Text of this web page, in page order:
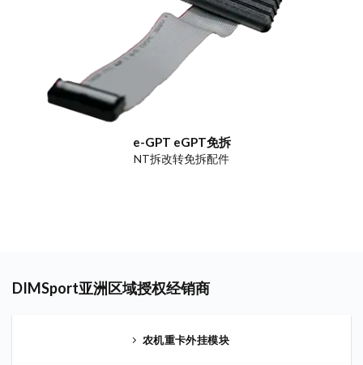
e-GPT eGPT免拆
NT拆改转免拆配件
DIMSport亚洲区域授权经销商
农机重卡外挂模块